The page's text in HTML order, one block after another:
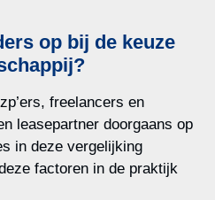
op bij de keuze
freelancers en
leasepartner doorgaans op
in deze vergelijking
factoren in de praktijk